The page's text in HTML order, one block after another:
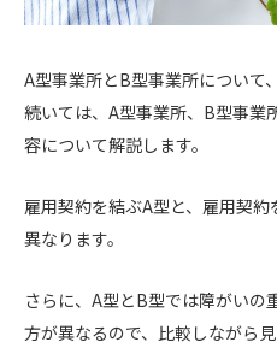
A型事業所とB型事業所について
続いては、A型事業所、B型事業
容について解説します。
雇用契約を結ぶA型と、雇用契
異なります。
さらに、A型とB型では障がいの
方が異なるので、比較しながら見